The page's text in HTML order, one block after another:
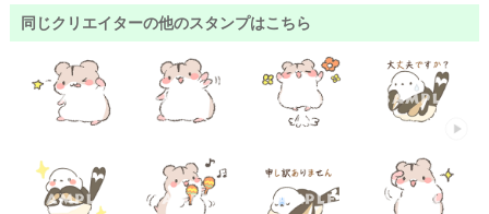
同じクリエイターの他のスタンプはこちら